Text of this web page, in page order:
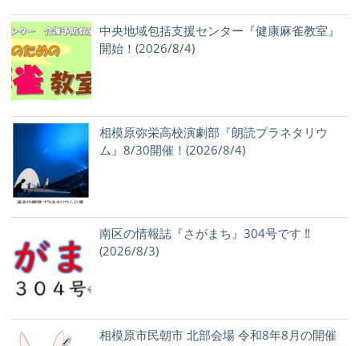
中央地域包括支援センター『健康麻雀教室』
開始！(2026/8/4)
相模原弥栄高校演劇部『朗読プラネタリウ
ム』8/30開催！(2026/8/4)
南区の情報誌『さがまち』304号です ‼
(2026/8/3)
相模原市民朝市 北部会場 令和8年8月の開催